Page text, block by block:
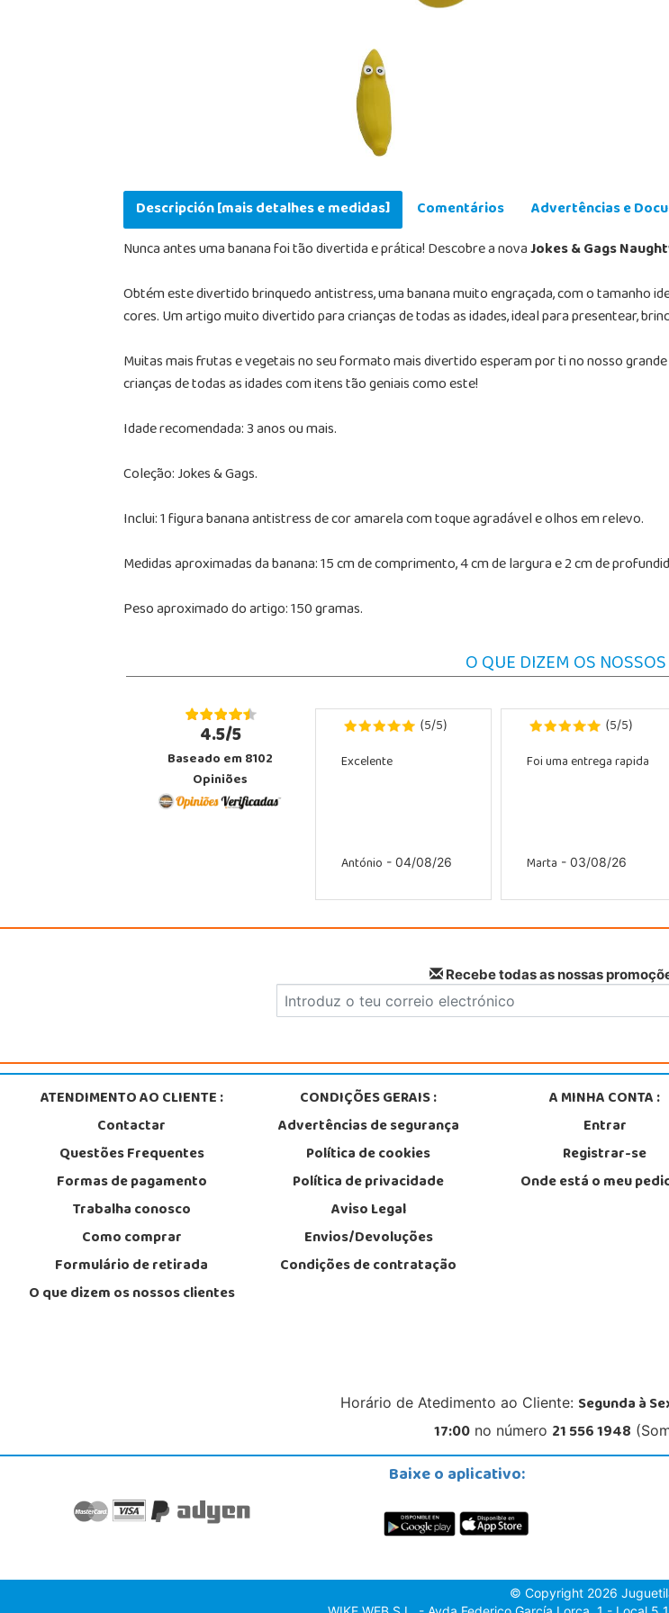
Descripción [mais detalhes e medidas] Comentários
Advertências e
Nunca antes uma banana foi tão divertida e prática! Descobre a novaJokes & Gags
Obtém este divertido brinquedo antistress, uma banana muito engraçada, com o tamanho
cores. Um artigo muito divertido para crianças de todas as idades, ideal para presentear,
Muitas mais frutas e vegetais no seu formato mais divertido esperam por ti no nosso
crianças de todas as idades com itens tão geniais como este!
Idade recomendada: 3 anos ou mais.
Coleção: Jokes & Gags.
Inclui: 1 figura banana antistress de cor amarela com toque agradável e olhos em relevo.
Medidas aproximadas da banana: 15 cm de comprimento, 4 cm de largura e 2 cm de
Peso aproximado do artigo: 150 gramas.
O QUE DIZEM OS
4.5/5
Baseado em 8102
Opiniões
(5/5)
Excelente
António - 04/08/26
(5/5)
Foi uma entrega rapida
Marta - 03/08/26
Recebe todas as nossas
ATENDIMENTO AO CLIENTE :
Contactar
Questões Frequentes
Formas de pagamento
Trabalha conosco
Como comprar
Formulário de retirada
O que dizem os nossos clientes
CONDIÇÕES GERAIS :
Advertências de segurança
Política de cookies
Política de privacidade
Aviso Legal
Envios/Devoluções
Condições de contratação
A MINHA CONTA :
Entrar
Registrar-se
Onde está o meu
Horário de Atedimento ao Cliente: Segunda à
17:00 no número 21 556 1948
Baixe o aplicativo:
© Copyright 2026